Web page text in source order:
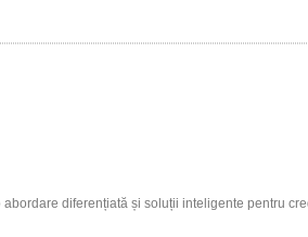
diferențiată și soluții inteligente pentru